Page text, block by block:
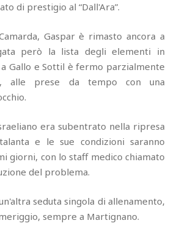
di prestigio al “Dall'Ara”.
Gaspar è rimasto ancora a
però la lista degli elementi in
Gallo e Sottil è fermo parzialmente
alle prese da tempo con una
era subentrato nella ripresa
e le sue condizioni saranno
giorni, con lo staff medico chiamato
del problema.
seduta singola di allenamento,
sempre a Martignano.